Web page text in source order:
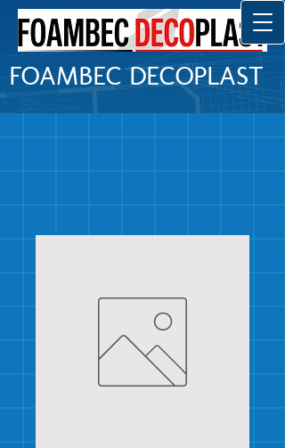
FOAMBEC DECOPLAST